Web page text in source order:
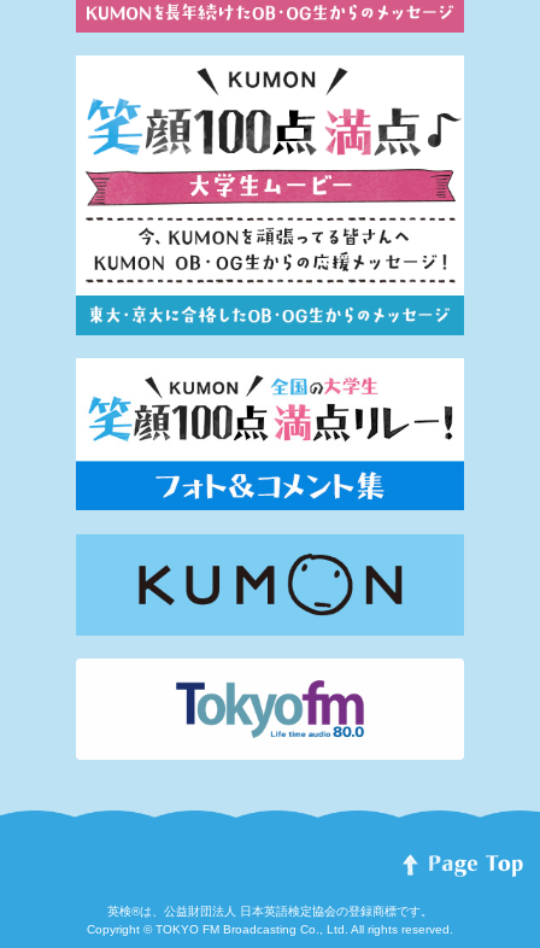
英検®は、公益財団法人 日本英語検定協会の登録商標です。
Copyright © TOKYO FM Broadcasting Co., Ltd. All rights reserved.